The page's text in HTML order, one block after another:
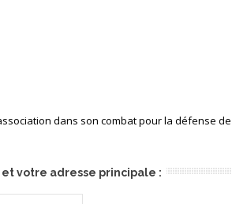
dans son combat pour la défense
votre adresse principale :